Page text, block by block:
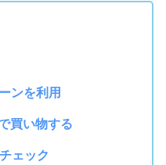
ンを利用
買い物する
ェック